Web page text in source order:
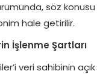
söz konusu
hale getirilir.
İşlenme Şartları
veri sahibinin açık